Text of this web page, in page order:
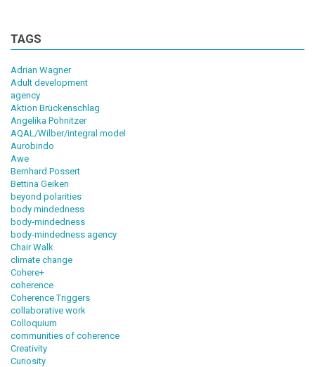
TAGS
Adrian Wagner
Adult development
agency
Aktion Brückenschlag
Angelika Pohnitzer
AQAL/Wilber/integral model
Aurobindo
Awe
Bernhard Possert
Bettina Geiken
beyond polarities
body mindedness
body-mindedness
body-mindedness agency
Chair Walk
climate change
Cohere+
coherence
Coherence Triggers
collaborative work
Colloquium
communities of coherence
Creativity
Curiosity